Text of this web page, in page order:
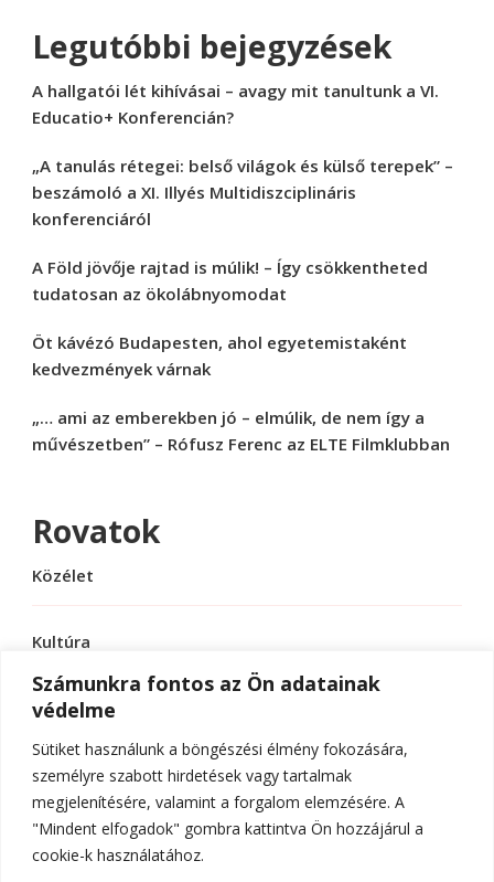
Számunkra fontos az Ön adatainak
védelme
Sütiket használunk a böngészési élmény fokozására,
személyre szabott hirdetések vagy tartalmak
megjelenítésére, valamint a forgalom elemzésére. A
"Mindent elfogadok" gombra kattintva Ön hozzájárul a
cookie-k használatához.
Legutóbbi bejegyzések
A hallgatói lét kihívásai – avagy mit tanultunk a VI.
Educatio+ Konferencián?
„A tanulás rétegei: belső világok és külső terepek” –
beszámoló a XI. Illyés Multidiszciplináris
konferenciáról
A Föld jövője rajtad is múlik! – Így csökkentheted
tudatosan az ökolábnyomodat
Öt kávézó Budapesten, ahol egyetemistaként
kedvezmények várnak
„… ami az emberekben jó – elmúlik, de nem így a
művészetben” – Rófusz Ferenc az ELTE Filmklubban
Rovatok
Közélet
Kultúra
Sport
Tudomány